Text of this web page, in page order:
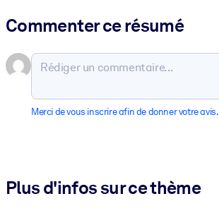
Commenter ce résumé
Merci de vous inscrire afin de donner votre avis.
Plus d'infos sur ce thème